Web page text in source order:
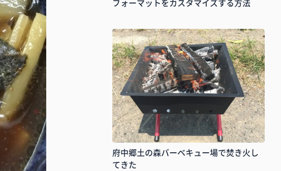
府中郷土の森バーベキュー場で焚き火し
てきた